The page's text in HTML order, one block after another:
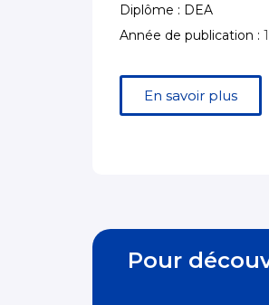
Diplôme : DEA
Année de publication :
En savoir plus
Pour